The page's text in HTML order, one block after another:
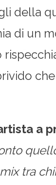
della
di un
a
tra